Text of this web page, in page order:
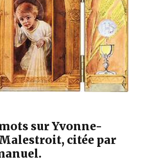
sur Yvonne-
citée par